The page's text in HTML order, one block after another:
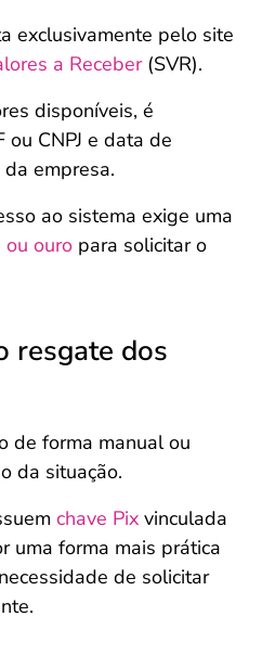
exclusivamente pelo site
a Receber(SVR).
disponíveis, é
ou CNPJ e data de
empresa.
ao sistema exige uma
ouro para solicitar o
resgate dos
de forma manual ou
da situação.
chave Pix vinculada
uma forma mais prática
de solicitar